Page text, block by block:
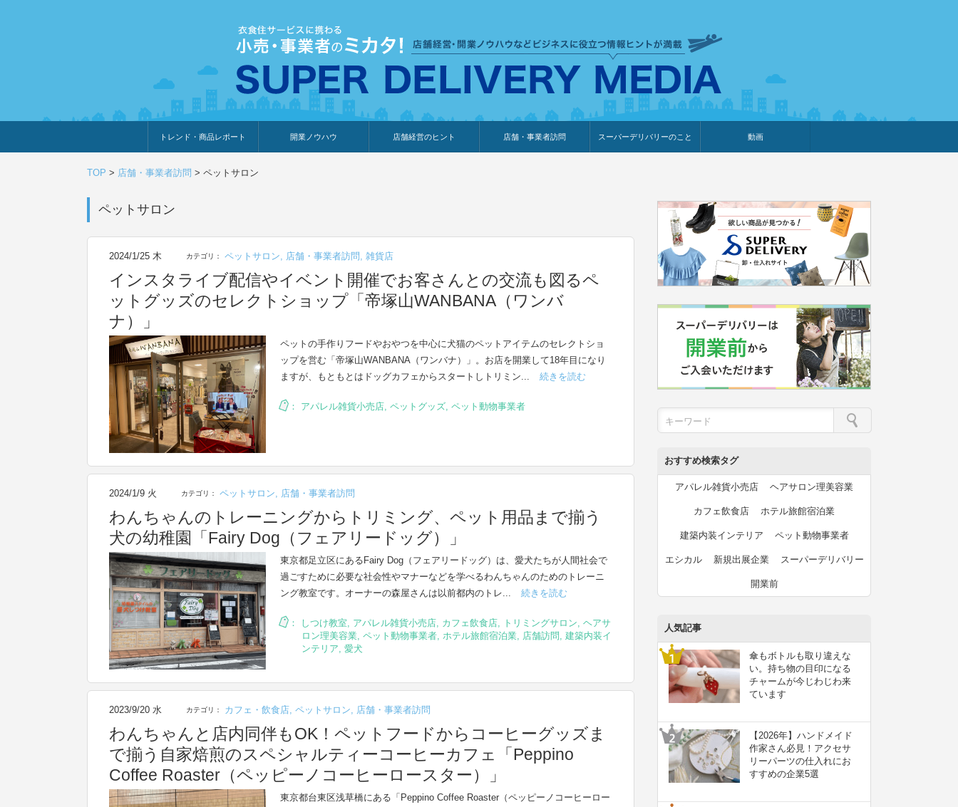
トレンド・商品レポート
トレンド・特集
人気ランキング
出展企業のおすすめ
商品体験・レビュー
暮らしの提案
開業ノウハウ 店舗経営のヒント 店舗・事業者訪問 スーパーデリバリーのこと 動画
TOP > 店舗・事業者訪問 > ペットサロン
ペットサロン
2024/1/25 木 カテゴリ： ペットサロン, 店舗・事業者訪問 , 雑貨店
インスタライブ配信やイベント開催でお客さんとの交流も図るペ
ットグッズのセレクトショップ「帝塚山WANBANA（ワンバ
ナ）」
ペットの手作りフードやおやつを中心に犬猫のペットアイテムのセレクトショ
ップを営む「帝塚山WANBANA（ワンバナ）」。お店を開業して18年目になり
ますが、もともとはドッグカフェからスタートしトリミン...
続きを読む
： アパレル雑貨小売店, ペットグッズ, ペット動物事業者
2024/1/9 火 カテゴリ： ペットサロン 店舗・事業者訪問
わんちゃんのトレーニングからトリミング、ペット用品まで揃う
犬の幼稚園「Fairy Dog（フェアリードッグ）」
東京都足立区にあるFairy Dog（フェアリードッグ）は、愛犬たちが人間社会で
過ごすために必要な社会性やマナーなどを学べるわんちゃんのためのトレーニ
ング教室です。オーナーの森屋さんは以前都内のトレ...
続きを読む
： しつけ教室 アパレル雑貨小売店, カフェ飲食店, トリミングサロン ヘアサ
ロン理美容業 ペット動物事業者 ホテル旅館宿泊業 店舗訪問
建築内装イ
ンテリア 愛犬
2023/9/20 水 カテゴリ： カフェ・飲食店 ペットサロン 店舗・事業者訪問
わんちゃんと店内同伴もOK！ペットフードからコーヒーグッズま
で揃う自家焙煎のスペシャルティーコーヒーカフェ「Peppino
Coffee Roaster（ペッピーノコーヒーロースター）」
東京都台東区浅草橋にある「Peppino Coffee Roaster（ペッピーノコーヒーロー
おすすめ検索タグ
アパレル雑貨小売店 ヘアサロン理美容業
カフェ飲食店 ホテル旅館宿泊業
建築内装インテリア ペット動物事業者
エシカル 新規出展企業 スーパーデリバリー
開業前
人気記事
傘もボトルも取り違えな
い。持ち物の目印になる
チャームが今じわじわ来
ています
【2026年】ハンドメイド
作家さん必見！アクセサ
リーパーツの仕入れにお
すすめの企業5選